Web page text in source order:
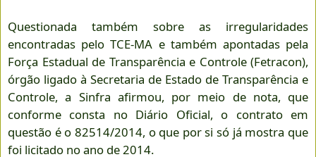
Questionada também sobre as irregularidades
encontradas pelo TCE-MA e também apontadas pela
Força Estadual de Transparência e Controle (Fetracon),
órgão ligado à Secretaria de Estado de Transparência e
Controle, a Sinfra afirmou, por meio de nota, que
conforme consta no Diário Oficial, o contrato em
questão é o 82514/2014, o que por si só já mostra que
foi licitado no ano de 2014.